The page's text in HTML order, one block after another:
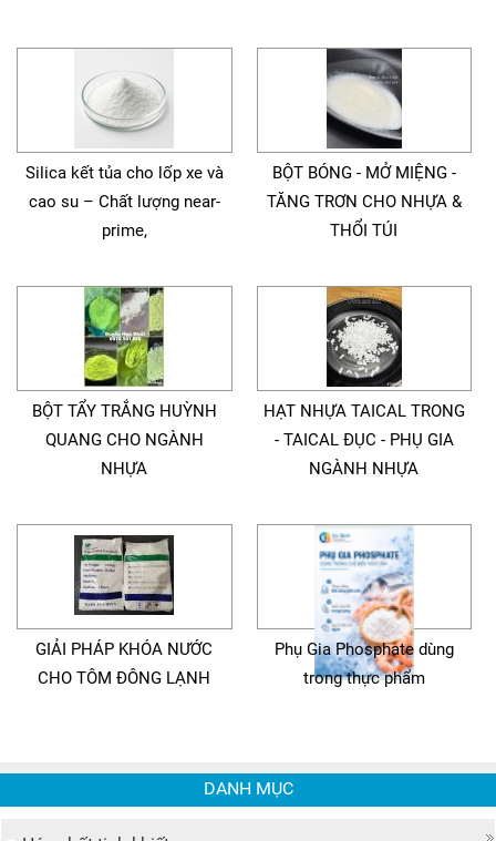
Silica kết tủa cho lốp xe và
cao su – Chất lượng near-
prime,
BỘT BÓNG - MỞ MIỆNG -
TĂNG TRƠN CHO NHỰA &
THỔI TÚI
BỘT TẨY TRẮNG HUỲNH
QUANG CHO NGÀNH
NHỰA
HẠT NHỰA TAICAL TRONG
- TAICAL ĐỤC - PHỤ GIA
NGÀNH NHỰA
GIẢI PHÁP KHÓA NƯỚC
CHO TÔM ĐÔNG LẠNH
Phụ Gia Phosphate dùng
trong thực phẩm
DANH MỤC